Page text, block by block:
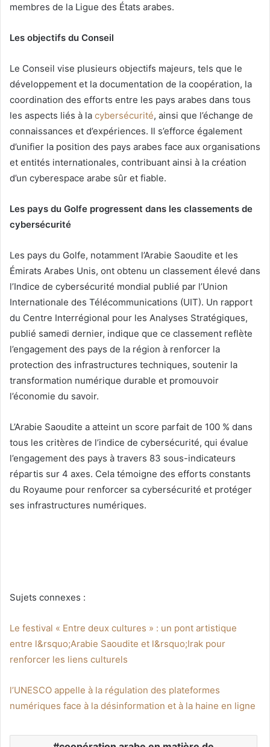
membres de la Ligue des États arabes.
Les objectifs du Conseil
Le Conseil vise plusieurs objectifs majeurs, tels que le
développement et la documentation de la coopération, la
coordination des efforts entre les pays arabes dans tous
les aspects liés à la cybersécurité, ainsi que l’échange de
connaissances et d’expériences. Il s’efforce également
d’unifier la position des pays arabes face aux organisations
et entités internationales, contribuant ainsi à la création
d’un cyberespace arabe sûr et fiable.
Les pays du Golfe progressent dans les classements de
cybersécurité
Les pays du Golfe, notamment l’Arabie Saoudite et les
Émirats Arabes Unis, ont obtenu un classement élevé dans
l’Indice de cybersécurité mondial publié par l’Union
Internationale des Télécommunications (UIT). Un rapport
du Centre Interrégional pour les Analyses Stratégiques,
publié samedi dernier, indique que ce classement reflète
l’engagement des pays de la région à renforcer la
protection des infrastructures techniques, soutenir la
transformation numérique durable et promouvoir
l’économie du savoir.
L’Arabie Saoudite a atteint un score parfait de 100 % dans
tous les critères de l’indice de cybersécurité, qui évalue
l’engagement des pays à travers 83 sous-indicateurs
répartis sur 4 axes. Cela témoigne des efforts constants
du Royaume pour renforcer sa cybersécurité et protéger
ses infrastructures numériques.
Sujets connexes :
Le festival « Entre deux cultures » : un pont artistique
entre l&rsquo;Arabie Saoudite et l&rsquo;Irak pour
renforcer les liens culturels
l’UNESCO appelle à la régulation des plateformes
numériques face à la désinformation et à la haine en ligne